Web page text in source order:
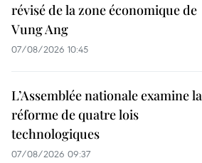
révisé de la zone économique de
Vung Ang
07/08/2026 10:45
L’Assemblée nationale examine la
réforme de quatre lois
technologiques
07/08/2026 09:37